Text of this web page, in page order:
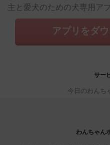
主と愛犬のための犬専用アプ
アプリをダ
サー
今日のわんち
わんちゃん